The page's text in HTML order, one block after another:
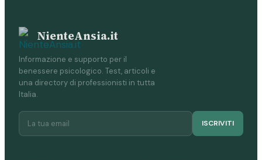
NienteAnsia.it
Informazione e supporto per il
benessere psicologico. Test, articoli e
una directory di professionisti in tutta
Italia.
ISCRIVITI